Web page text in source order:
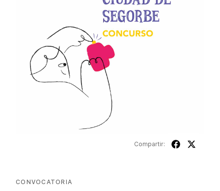
Compartir:
CONVOCATORIA